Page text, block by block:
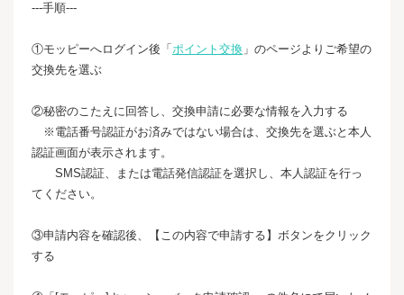
---手順---
①モッピーへログイン後「 ポイント交換 」のページよりご希望の
交換先を選ぶ
②秘密のこたえに回答し、交換申請に必要な情報を入力する
※電話番号認証がお済みではない場合は、交換先を選ぶと本人
認証画面が表示されます。
SMS認証、または電話発信認証を選択し、本人認証を行っ
てください。
③申請内容を確認後、【この内容で申請する】ボタンをクリック
する